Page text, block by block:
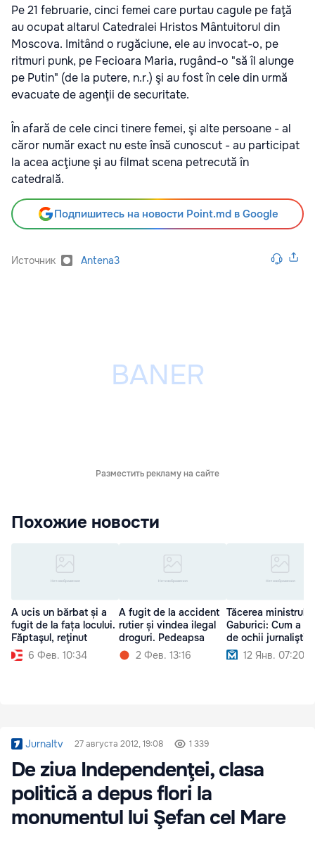
Pe 21 februarie, cinci femei care purtau cagule pe faţă
au ocupat altarul Catedralei Hristos Mântuitorul din
Moscova. Imitând o rugăciune, ele au invocat-o, pe
ritmuri punk, pe Fecioara Maria, rugând-o "să îl alunge
pe Putin" (de la putere, n.r.) şi au fost în cele din urmă
evacuate de agenţii de securitate.
În afară de cele cinci tinere femei, şi alte persoane - al
căror număr exact nu este însă cunoscut - au participat
la acea acţiune şi au filmat scena petrecută în
catedrală.
Подпишитесь на новости Point.md в Google
Источник Antena3
Разместить рекламу на сайте
Похожие новости
A ucis un bărbat și a
fugit de la fața locului.
Făptaşul, reţinut
6 Фев. 10:34
A fugit de la accident
rutier și vindea ilegal
droguri. Pedeapsa
2 Фев. 13:16
Tăcerea ministrului
Gaburici: Cum a
de ochii
12 Янв. 07:20
Jurnaltv 27 августа 2012, 19:08 1 339
De ziua Independenţei, clasa
politică a depus flori la
monumentul lui Şefan cel Mare